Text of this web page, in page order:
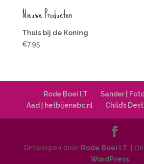
Nieuwe Producten
Thuis bij de Koning
€7.95
Rode Boei I.T
Sander |
Aad | hetbijenabc.nl
Child’s
Ontworpen door Rode Boei I.T. |
WordPress